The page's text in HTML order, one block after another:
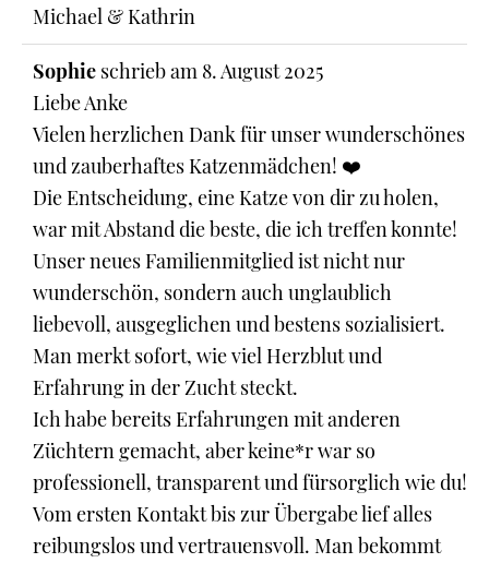
Michael & Kathrin
Sophie schrieb am 8. August 2025
Liebe Anke
Vielen herzlichen Dank für unser wunderschönes
und zauberhaftes Katzenmädchen! ❤️
Die Entscheidung, eine Katze von dir zu holen,
war mit Abstand die beste, die ich treffen konnte!
Unser neues Familienmitglied ist nicht nur
wunderschön, sondern auch unglaublich
liebevoll, ausgeglichen und bestens sozialisiert.
Man merkt sofort, wie viel Herzblut und
Erfahrung in der Zucht steckt.
Ich habe bereits Erfahrungen mit anderen
Züchtern gemacht, aber keine*r war so
professionell, transparent und fürsorglich wie du!
Vom ersten Kontakt bis zur Übergabe lief alles
reibungslos und vertrauensvoll. Man bekommt